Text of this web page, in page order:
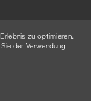
zu optimieren.
der Verwendung